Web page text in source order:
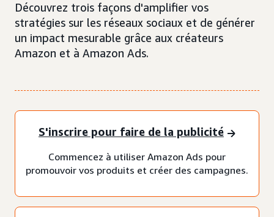
Découvrez trois façons d'amplifier vos
stratégies sur les réseaux sociaux et de générer
un impact mesurable grâce aux créateurs
Amazon et à Amazon Ads.
S'inscrire pour faire de la publicité
Commencez à utiliser Amazon Ads pour
promouvoir vos produits et créer des campagnes.